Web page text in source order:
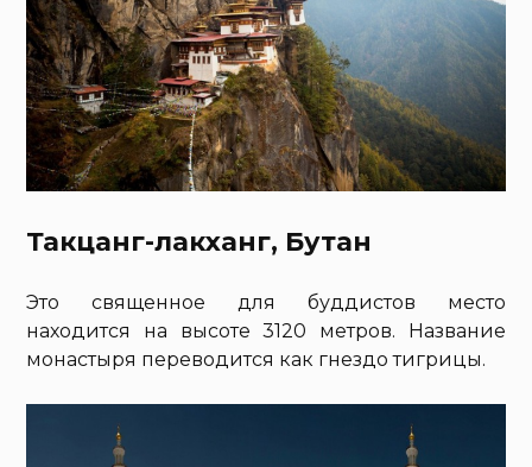
Такцанг-лакханг, Бутан
Это священное для буддистов место
находится на высоте 3120 метров. Название
монастыря переводится как гнездо тигрицы.